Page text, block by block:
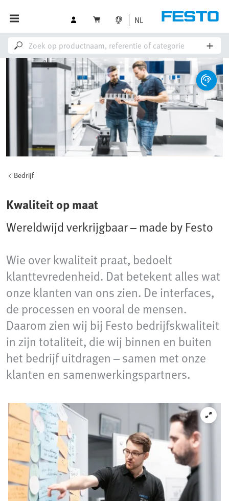
NL
Bedrijf
Kwaliteit op maat
Wereldwijd verkrijgbaar – made by Festo
Wie over kwaliteit praat, bedoelt
klanttevredenheid. Dat betekent alles wat
onze klanten van ons zien. De interfaces,
de processen en vooral de mensen.
Daarom zien wij bij Festo bedrijfskwaliteit
in zijn totaliteit, die wij binnen en buiten
het bedrijf uitdragen – samen met onze
klanten en samenwerkingspartners.